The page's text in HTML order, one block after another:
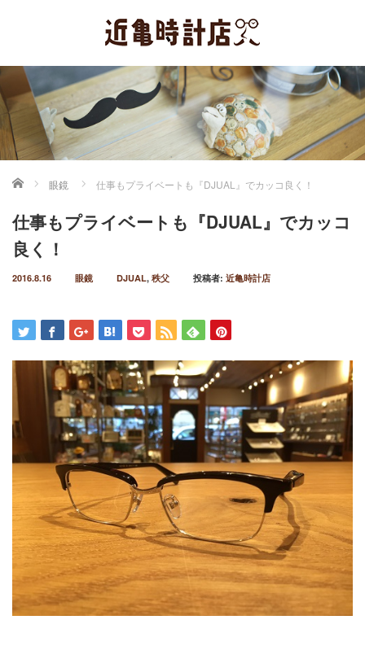
ホーム 眼鏡 仕事もプライベートも『DJUAL』でカッコ良く！
仕事もプライベートも『DJUAL』でカッコ
良く！
2016.8.16 眼鏡 DJUAL, 秩父 投稿者: 近亀時計店